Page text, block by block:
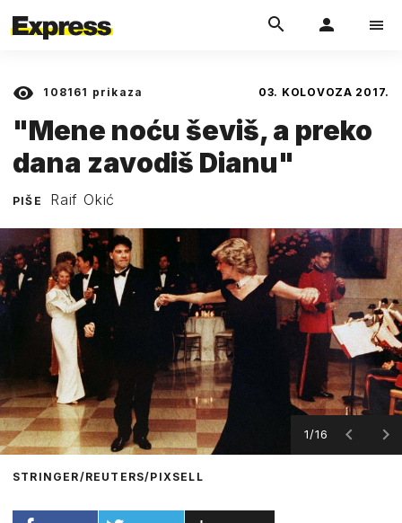
108161 prikaza 03. KOLOVOZA 2017.
"Mene noću ševiš, a preko
dana zavodiš Dianu"
PIŠE Raif Okić
1/16
STRINGER/REUTERS/PIXSELL